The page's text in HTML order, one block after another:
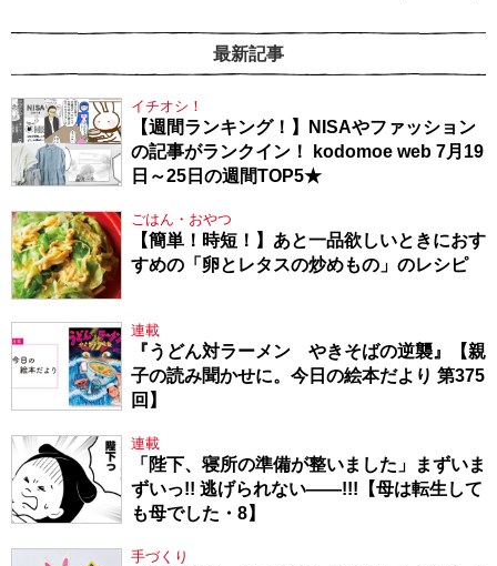
最新記事
イチオシ！
【週間ランキング！】NISAやファッション
の記事がランクイン！ kodomoe web 7月19
日～25日の週間TOP5★
ごはん・おやつ
【簡単！時短！】あと一品欲しいときにおす
すめの「卵とレタスの炒めもの」のレシピ
連載
『うどん対ラーメン やきそばの逆襲』【親
子の読み聞かせに。今日の絵本だより 第375
回】
連載
「陛下、寝所の準備が整いました」まずいま
ずいっ!! 逃げられない――!!!【母は転生して
も母でした・8】
手づくり